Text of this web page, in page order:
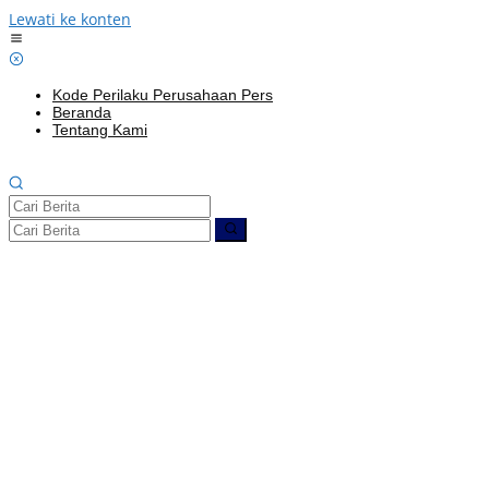
Lewati ke konten
Kode Perilaku Perusahaan Pers
Beranda
Tentang Kami